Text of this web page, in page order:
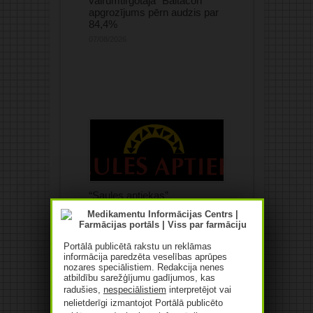
apgrozījums pērn audzis par
84,4%
“Saules aptiekas”
par 10,4%
Portālā publicētā rakstu un reklāmas
informācija paredzēta veselības aprūpes
nozares speciālistiem. Redakcija nenes
atbildību sarežģījumu gadījumos, kas
radušies, nespeciālistiem interpretējot vai
nelietderīgi izmantojot Portālā publicēto